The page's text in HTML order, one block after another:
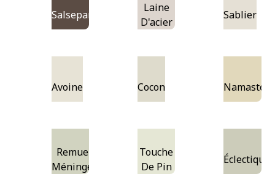
Salsepareille
Laine
D'acier
Sablier
Avoine Cocon Namaste
Remue-
Méninges
Touche
De Pin
Éclectique